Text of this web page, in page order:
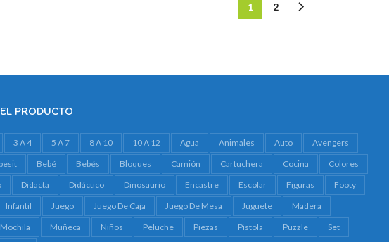
1 2
PRODUCTO
3 A 4 5 A 7 8 A 10 10 A 12 Agua Animales Auto
Avengers
Bebé Bebés Bloques Camión Cartuchera Cocina
Colores
Didacta Didáctico Dinosaurio Encastre Escolar Figuras
Footy
Infantil
Juego Juego De Caja Juego De Mesa Juguete
Madera
Mochila
Muñeca Niños Peluche Piezas Pistola Puzzle
Set